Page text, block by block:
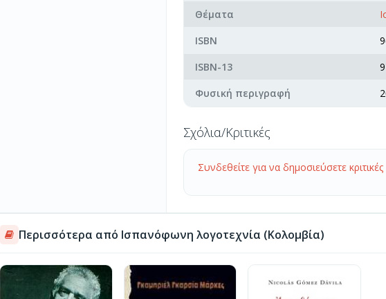
Θέματα
ISBN
ISBN-13
Φυσική περιγραφή
Σχόλια/Κριτικές
Συνδεθείτε για να δημοσιεύσετε κριτικές
Περισσότερα από Ισπανόφωνη λογοτεχνία (Κολομβία)